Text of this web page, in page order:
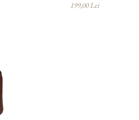
199,00 Lei